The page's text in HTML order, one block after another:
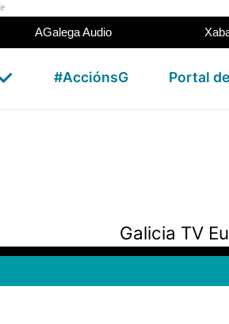
AGalega Audio
#AcciónsG Portal
Galicia TV